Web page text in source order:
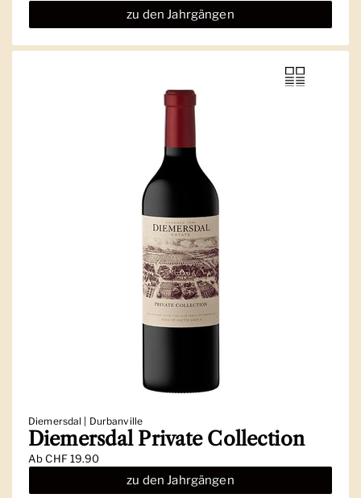
zu den Jahrgängen
Diemersdal | Durbanville
Diemersdal Private Collection
AbCHF 19.90
zu den Jahrgängen